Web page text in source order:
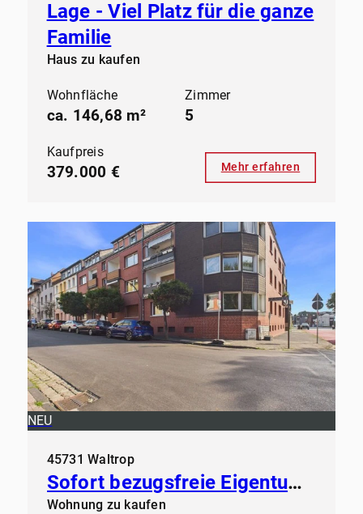
Lage - Viel Platz für die ganze
Familie
Haus zu kaufen
Wohnfläche
ca. 146,68 m²
Zimmer
5
Kaufpreis
379.000 € Mehr erfahren
NEU
45731 Waltrop
Sofort bezugsfreie Eigentumswohnung in der Großen-Geist in Waltrop
Wohnung zu kaufen